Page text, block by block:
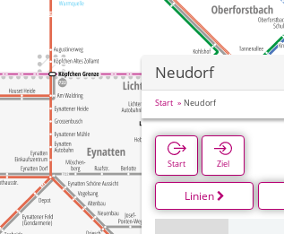
Neudorf
Start Neudorf
Start Ziel
Linien